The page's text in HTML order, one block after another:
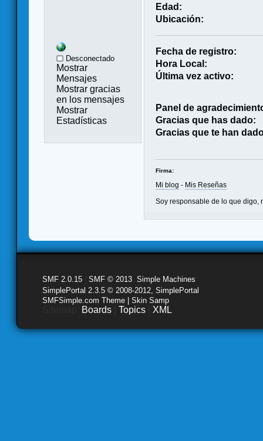
Desconectado
Mostrar
Mensajes
Mostrar gracias
en los mensajes
Mostrar
Estadísticas
Edad:
Ubicación:
Fecha de registro:
Hora Local:
Última vez activo:
Panel de
Gracias que has dado:
Gracias que te han
Firma:
Mi blog - Mis Reseñas
Soy responsable de lo que digo,
SMF 2.0.15 SMF © 2013 Simple Machines
SimplePortal 2.3.5 © 2008-2012, SimplePortal
SMFSimple.com Theme | Skin Samp
Boards Topics XML